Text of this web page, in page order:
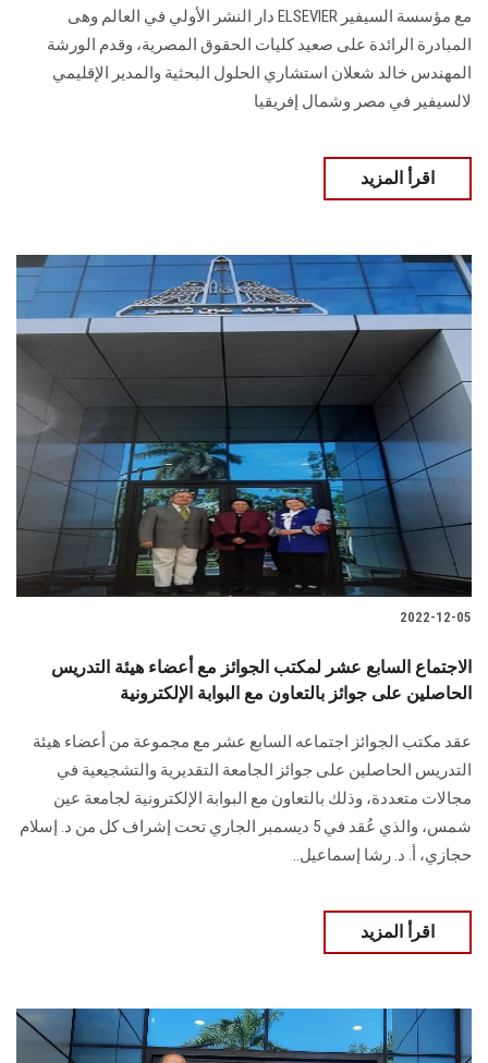
مع مؤسسة السيفير ELSEVIER دار النشر الأولي في العالم وهى
المبادرة الرائدة على صعيد كليات الحقوق المصرية، وقدم الورشة
المهندس خالد شعلان استشاري الحلول البحثية والمدير الإقليمي
لالسيفير في مصر وشمال إفريقيا
اقرأ المزيد
2022-12-05
الاجتماع السابع عشر لمكتب الجوائز مع أعضاء هيئة التدريس
الحاصلين على جوائز بالتعاون مع البوابة الإلكترونية
عقد مكتب الجوائز اجتماعه السابع عشر مع مجموعة من أعضاء هيئة
التدريس الحاصلين على جوائز الجامعة التقديرية والتشجيعية في
مجالات متعددة، وذلك بالتعاون مع البوابة الإلكترونية لجامعة عين
شمس، والذي عُقد في 5 ديسمبر الجاري تحت إشراف كل من د. إسلام
حجازي، أ. د. رشا إسماعيل..
اقرأ المزيد